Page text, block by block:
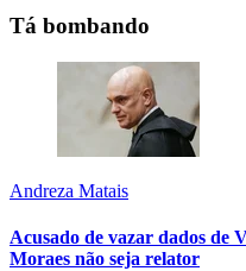
Tá bombando
Andreza Matais
Acusado de vazar dados de
Moraes não seja relator